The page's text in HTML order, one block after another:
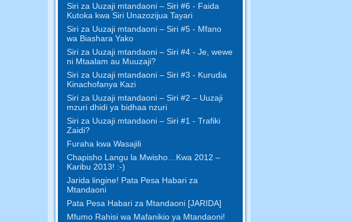
Siri za Uuzaji mtandaoni – Siri #6 - Faida
Kutoka kwa Siri Unazozijua Tayari
Siri za Uuzaji mtandaoni – Siri #5 - Mfano
wa Biashara Yako
Siri za Uuzaji mtandaoni – Siri #4 - Je, wewe
ni Mtaalam au Muuzaji?
Siri za Uuzaji mtandaoni – Siri #3 - Kurudia
Kinachofanya Kazi
Siri za Uuzaji mtandaoni – Siri #2 – Uuzaji
mzuri dhidi ya bidhaa nzuri
Siri za Uuzaji mtandaoni – Siri #1 - Trafiki
Zaidi?
Furaha kwa Wasajili
Chapisho Langu la Mwisho…Kwa 2012 –
Karibu 2013! :-)
Jarida lingine! Pata Pesa Habari za
Mtandaoni
Pata Pesa Habari za Mtandaoni [JARIDA]
Mfumo Rahisi wa Mafanikio ya Mtandaoni!